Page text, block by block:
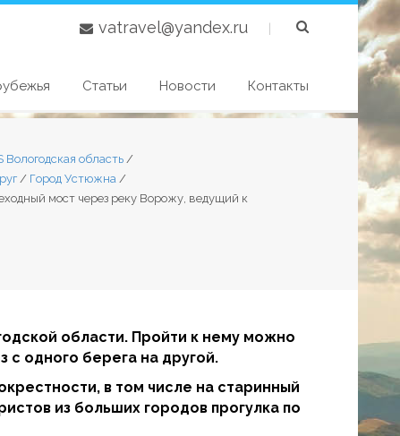
vatravel@yandex.ru |
Статьи Новости Контакты
Вологодская область/
/ Город Устюжна /
мост через реку Ворожу, ведущий к
области. Пройти к нему можно
с одного берега на другой.
в том числе на старинный
из больших городов прогулка по